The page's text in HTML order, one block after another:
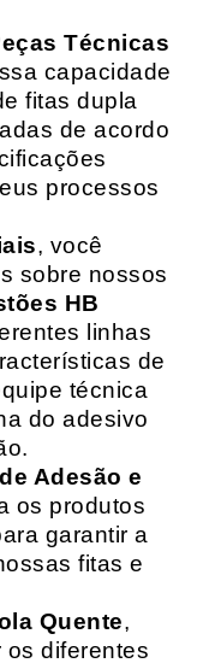
Técnicas
capacidade
fitas dupla
de acordo
processos
, você
sobre nossos
HB
linhas
de
técnica
do adesivo
Adesão e
os produtos
garantir a
fitas e
Quente,
diferentes